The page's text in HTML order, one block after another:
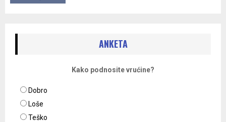
ANKETA
Kako podnosite vrućine?
Dobro
Loše
Teško